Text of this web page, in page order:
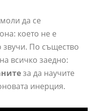
да се
което не е
звучи. По същество
всичко заедно:
за да научите
инерция.